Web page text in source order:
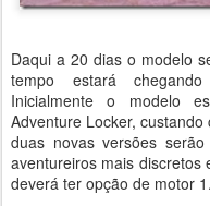
Daqui a 20 dias o modelo
tempo estará
Inicialmente o modelo
Adventure Locker,
duas novas versões
aventureiros mais
deverá ter opção de motor